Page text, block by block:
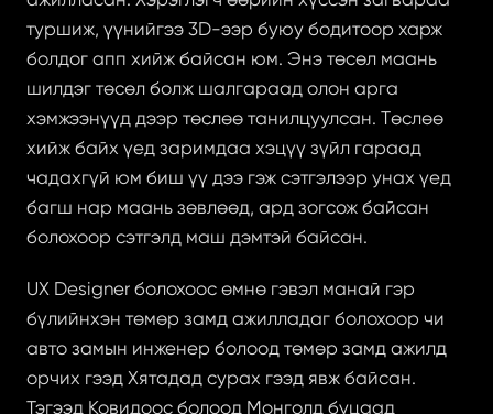
туршиж, үүнийгээ 3D-ээр буюу бодитоор харж
болдог апп хийж байсан юм. Энэ төсөл маань
шилдэг төсөл болж шалгараад олон арга
хэмжээнүүд дээр төслөө танилцуулсан. Төслөө
хийж байх үед заримдаа хэцүү зүйл гараад
чадахгүй юм биш үү дээ гэж сэтгэлээр унах үед
багш нар маань зөвлөөд, ард зогсож байсан
болохоор сэтгэлд маш дэмтэй байсан.
UX Designer болохоос өмнө гэвэл манай гэр
бүлийнхэн төмөр замд ажилладаг болохоор чи
авто замын инженер болоод төмөр замд ажилд
орчих гээд Хятадад сурах гээд явж байсан.
Тэгээд Ковидоос болоод Монголд буцаад